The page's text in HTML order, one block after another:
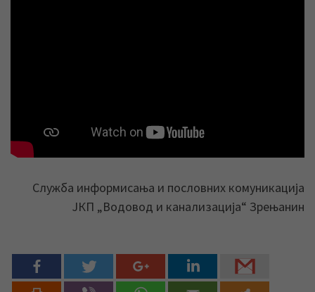
Служба информисања и пословних комуникација
ЈКП „Водовод и канализација“ Зрењанин